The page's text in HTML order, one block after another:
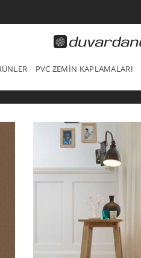
PVC ZEMIN KAPLAMALARI